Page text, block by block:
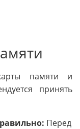
памяти и
принять
Перед